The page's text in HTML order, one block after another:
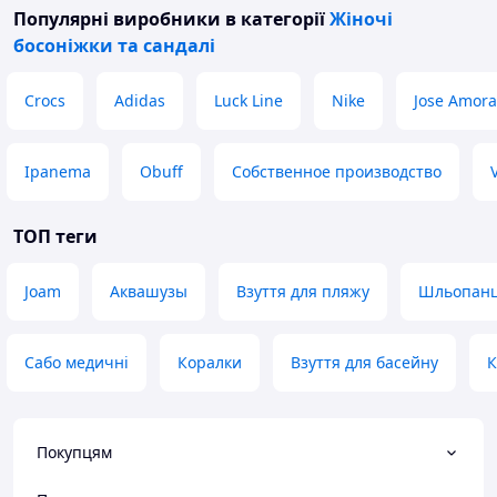
Популярні виробники в категоріїЖіночі
босоніжки та сандалі
Crocs Adidas Luck Line Nike Jose
Ipanema Obuff Собственное производство
ТОП теги
Joam Аквашузы Взуття для пляжу
Сабо медичні Коралки Взуття для басейну
Покупцям